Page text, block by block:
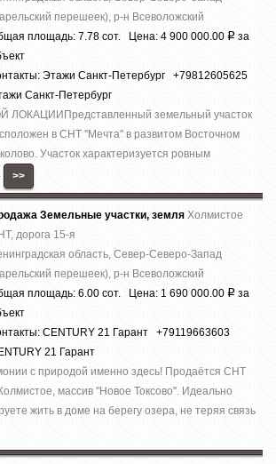
перешеек), р-н Всеволожский
площадь: 7.78 сот. Цена: 4 900 000.00 Р за
Этажи Санкт-Петербург +79812605625
Санкт-Петербург
ЛОКАЦИИПредставленный земельный участок
в СНТ ''Мечта'' в развитом Восточном
Участок характеризуется ровным
>>
Земельные участки, земля Холмистое
дорога 15-я
область, Север-Северо-Запад
перешеек), р-н Всеволожский
площадь: 6.00 сот. Цена: 1 690 000.00 Р за
CENTURY 21 Гарант +79119663603
21 Гарант
с природой именно здесь! Прoдаётcя СНТ
массив ''Новое Токсово''. Идеально
жить в доме на берегу озера, не теряя связь